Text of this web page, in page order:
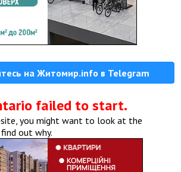
на Житомир.info в Telegram
failed to start.
you might want to look at the
out why.